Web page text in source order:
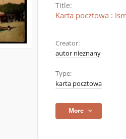
Title:
Karta pocztowa :
Creator:
autor nieznany
Type:
karta pocztowa
More